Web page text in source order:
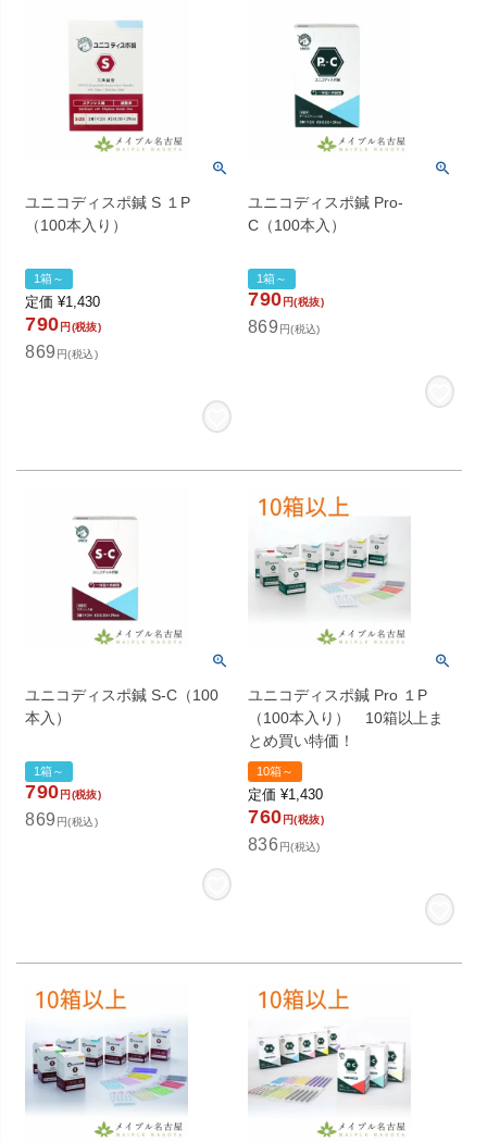
ユニコディスポ鍼 S １P
（100本入り）
1箱～
定価 ¥1,430
790 円(税抜)
869 円(税込)
ユニコディスポ鍼 Pro-
C（100本入）
1箱～
790 円(税抜)
869 円(税込)
ユニコディスポ鍼 S-C（100
本入）
1箱～
790 円(税抜)
869 円(税込)
ユニコディスポ鍼 Pro １P
（100本入り） 10箱以上ま
とめ買い特価！
10箱～
定価 ¥1,430
760 円(税抜)
836 円(税込)